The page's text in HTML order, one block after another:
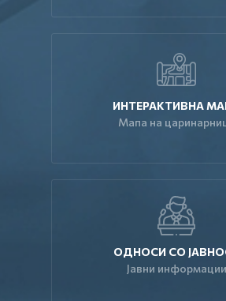
ИНТЕРАКТИВНА
Мапа на
ОДНОСИ СО
Јавни информации